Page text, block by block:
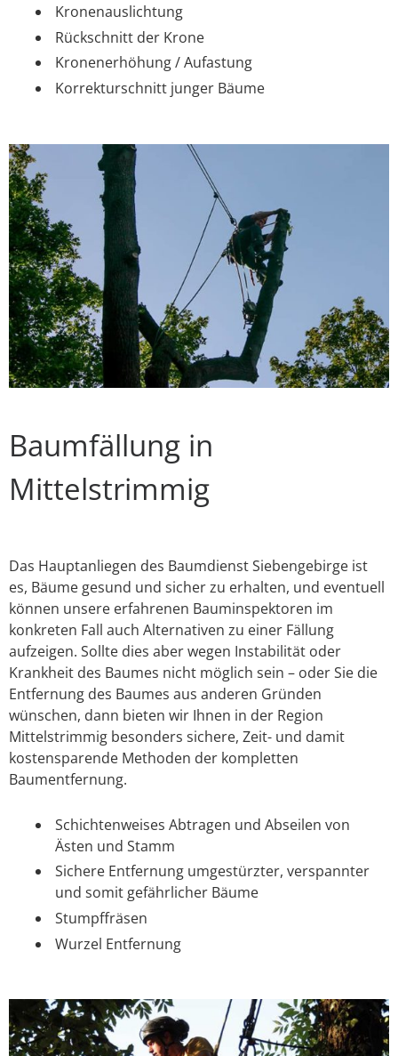
Kronenauslichtung
Rückschnitt der Krone
Kronenerhöhung / Aufastung
Korrekturschnitt junger Bäume
Baumfällung in
Mittelstrimmig
Das Hauptanliegen des Baumdienst Siebengebirge ist
es, Bäume gesund und sicher zu erhalten, und eventuell
können unsere erfahrenen Bauminspektoren im
konkreten Fall auch Alternativen zu einer Fällung
aufzeigen. Sollte dies aber wegen Instabilität oder
Krankheit des Baumes nicht möglich sein – oder Sie die
Entfernung des Baumes aus anderen Gründen
wünschen, dann bieten wir Ihnen in der Region
Mittelstrimmig besonders sichere, Zeit- und damit
kostensparende Methoden der kompletten
Baumentfernung.
Schichtenweises Abtragen und Abseilen von
Ästen und Stamm
Sichere Entfernung umgestürzter, verspannter
und somit gefährlicher Bäume
Stumpffräsen
Wurzel Entfernung